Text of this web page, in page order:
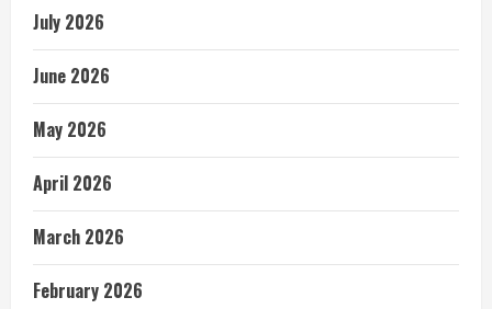
July 2026
June 2026
May 2026
April 2026
March 2026
February 2026